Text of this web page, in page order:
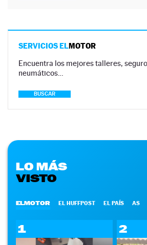
SERVICIOS ELMOTOR
Encuentra los mejores talleres,
neumáticos…
BUSCAR
LO MÁS
VISTO
ELMOTOR EL HUFFPOST EL PAÍS AS
1 2